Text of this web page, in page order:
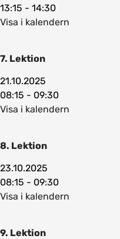
13:15 - 14:30
Visa i kalendern
7. Lektion
21.10.2025
08:15 - 09:30
Visa i kalendern
8. Lektion
23.10.2025
08:15 - 09:30
Visa i kalendern
9. Lektion